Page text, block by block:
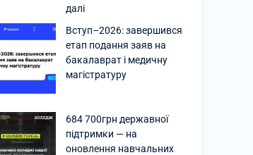
далі
Вступ–2026: завершився
етап подання заяв на
бакалаврат і медичну
магістратуру
684 700грн державної
підтримки — на
оновлення навчальних